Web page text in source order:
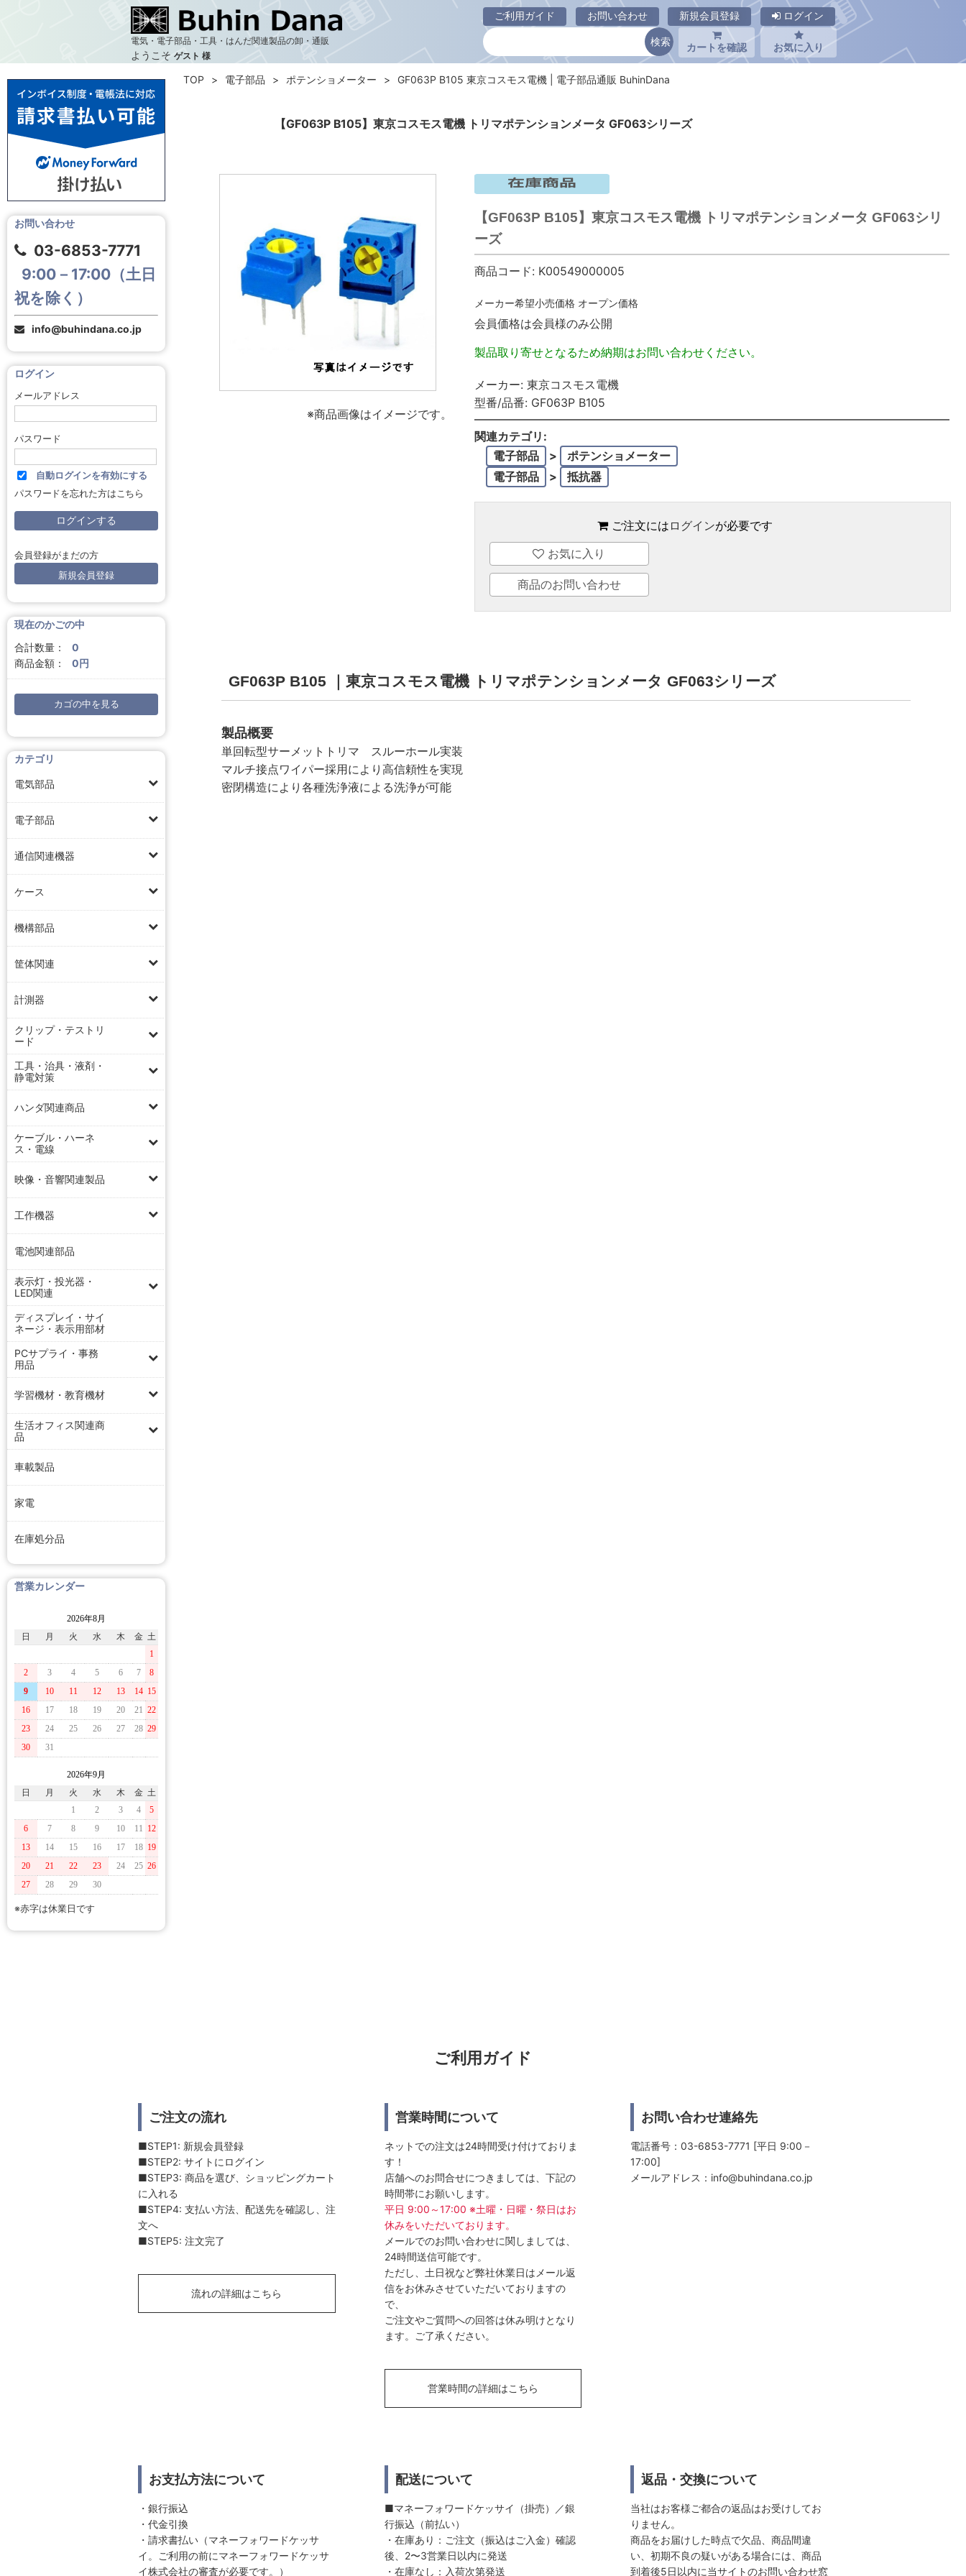
電気・電子部品・工具・はんだ関連製品の卸・通販
ようこそ ゲスト 様
ご利用ガイド お問い合わせ 新規会員登録 ログイン
カートを確認 お気に入り
【GF063P B105】東京コスモス電機 トリマポテンションメータ GF063シリーズ
お問い合わせ
03-6853-7771
9:00－17:00（土日
祝を除く）
info@buhindana.co.jp
ログイン
メールアドレス
パスワード
自動ログインを有効にする
パスワードを忘れた方はこちら
会員登録がまだの方
新規会員登録
現在のかごの中
合計数量：
0
商品金額：
0円
カゴの中を見る
カテゴリ
電気部品
電子部品
通信関連機器
ケース
機構部品
筐体関連
計測器
クリップ・テストリ
ード
工具・治具・液剤・
静電対策
ハンダ関連商品
ケーブル・ハーネ
ス・電線
映像・音響関連製品
工作機器
電池関連部品
表示灯・投光器・
LED関連
ディスプレイ・サイ
ネージ・表示用部材
PCサプライ・事務
用品
学習機材・教育機材
生活オフィス関連商
品
車載製品
家電
在庫処分品
営業カレンダー
2026年8月
日
月 火 水 木 金 土
1
2
3 4 5 6 7
8
9
10 11 12 13 14 15
16
17 18 19 20 21 22
23
24 25 26 27 28 29
30
31
2026年9月
日
月 火 水 木 金 土
1
2 3 4
5
6
7 8 9 10 11 12
13
14 15 16 17 18 19
20
21 22 23 24 25 26
27
28 29 30
※赤字は休業日です
TOP 電子部品 ポテンショメーター GF063P B105 東京コスモス電機 | 電子部品通販 BuhinDana
※商品画像はイメージです。
【GF063P B105】東京コスモス電機 トリマポテンションメータ GF063シリ
ーズ
商品コード: K00549000005
メーカー希望小売価格 オープン価格
会員価格は会員様のみ公開
製品取り寄せとなるため納期はお問い合わせください。
メーカー: 東京コスモス電機
型番/品番: GF063P B105
関連カテゴリ:
電子部品
>
ポテンショメーター
電子部品
> 抵抗器
ご注文には ログインが必要です
お気に入り
商品のお問い合わせ
GF063P B105 ｜東京コスモス電機 トリマポテンションメータ GF063シリーズ
製品概要
単回転型サーメットトリマ スルーホール実装
マルチ接点ワイパー採用により高信頼性を実現
密閉構造により各種洗浄液による洗浄が可能
ご利用ガイド
ご注文の流れ
■STEP1: 新規会員登録
■STEP2: サイトにログイン
■STEP3: 商品を選び、ショッピングカート
に入れる
■STEP4: 支払い方法、配送先を確認し、注
文へ
■STEP5: 注文完了
流れの詳細はこちら
営業時間について
ネットでの注文は24時間受け付けておりま
す！
店舗へのお問合せにつきましては、下記の
時間帯にお願いします。
平日 9:00～17:00 ※土曜・日曜・祭日はお
休みをいただいております。
メールでのお問い合わせに関しましては、
24時間送信可能です。
ただし、土日祝など弊社休業日はメール返
信をお休みさせていただいておりますの
で、
ご注文やご質問への回答は休み明けとなり
ます。ご了承ください。
営業時間の詳細はこちら
お問い合わせ連絡先
電話番号：03-6853-7771 [平日 9:00－
17:00]
メールアドレス： info@buhindana.co.jp
お支払方法について
・銀行振込
・代金引換
・請求書払い（マネーフォワードケッサ
イ。ご利用の前にマネーフォワードケッサ
イ株式会社の審査が必要です。）
配送について
■マネーフォワードケッサイ（掛売）／銀
行振込（前払い）
・在庫あり：ご注文（振込はご入金）確認
後、2〜3営業日以内に発送
・在庫なし：入荷次第発送
返品・交換について
当社はお客様ご都合の返品はお受けしてお
りません。
商品をお届けした時点で欠品、商品間違
い、初期不良の疑いがある場合には、商品
到着後5日以内に当サイトのお問い合わせ窓